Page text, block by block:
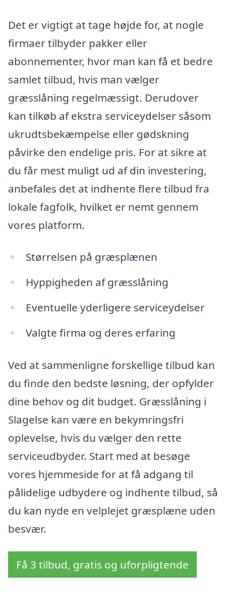
Det er vigtigt at tage højde for, at nogle
firmaer tilbyder pakker eller
abonnementer, hvor man kan få et bedre
samlet tilbud, hvis man vælger
græsslåning regelmæssigt. Derudover
kan tilkøb af ekstra serviceydelser såsom
ukrudtsbekæmpelse eller gødskning
påvirke den endelige pris. For at sikre at
du får mest muligt ud af din investering,
anbefales det at indhente flere tilbud fra
lokale fagfolk, hvilket er nemt gennem
vores platform.
Størrelsen på græsplænen
Hyppigheden af græsslåning
Eventuelle yderligere serviceydelser
Valgte firma og deres erfaring
Ved at sammenligne forskellige tilbud kan
du finde den bedste løsning, der opfylder
dine behov og dit budget. Græsslåning i
Slagelse kan være en bekymringsfri
oplevelse, hvis du vælger den rette
serviceudbyder. Start med at besøge
vores hjemmeside for at få adgang til
pålidelige udbydere og indhente tilbud, så
du kan nyde en velplejet græsplæne uden
besvær.
Få 3 tilbud, gratis og uforpligtende